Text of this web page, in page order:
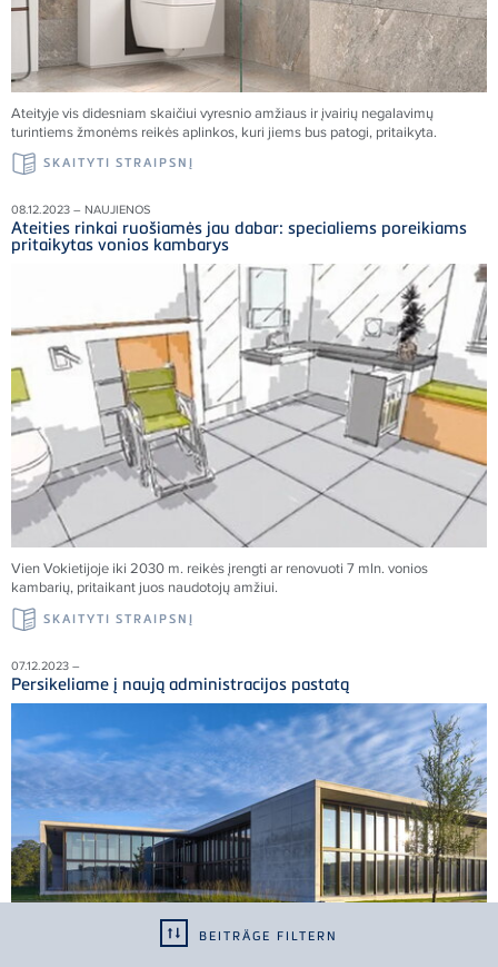
BEITRÄGE FILTERN
Ateityje vis didesniam skaičiui vyresnio amžiaus ir įvairių negalavimų
turintiems žmonėms reikės aplinkos, kuri jiems bus patogi, pritaikyta.
SKAITYTI STRAIPSNĮ
08.12.2023 – NAUJIENOS
Ateities rinkai ruošiamės jau dabar: specialiems poreikiams
pritaikytas vonios kambarys
Vien Vokietijoje iki 2030 m. reikės įrengti ar renovuoti 7 mln. vonios
kambarių, pritaikant juos naudotojų amžiui.
SKAITYTI STRAIPSNĮ
07.12.2023 –
Persikeliame į naują administracijos pastatą